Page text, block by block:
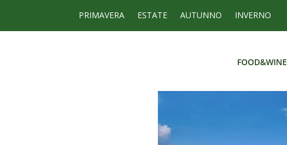
PRIMAVERA ESTATE AUTUNNO INVERNO
FOOD&WINE